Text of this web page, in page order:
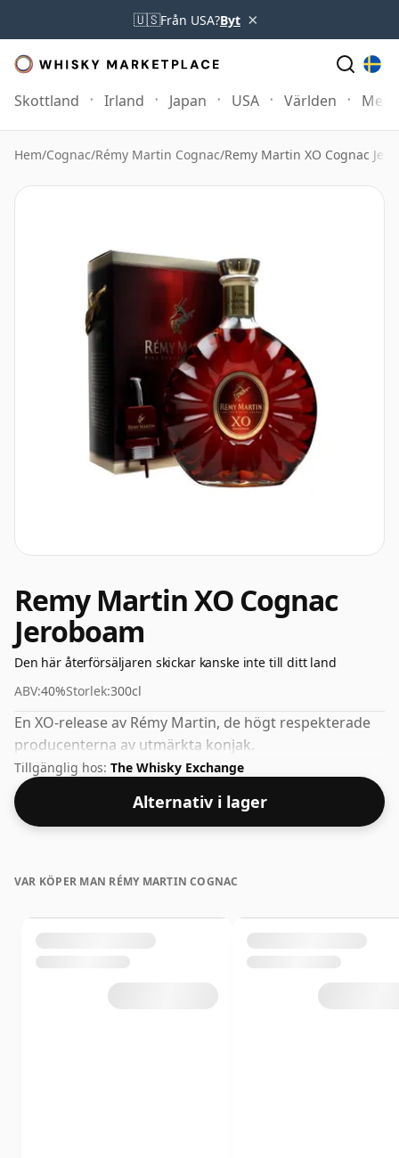
🇺🇸Från USA?Byt ×
Skottland Irland Japan USA Världen Mer
Hem/Cognac/Rémy Martin Cognac/Remy Martin XO Cognac
Remy Martin XO Cognac
Jeroboam
Den här återförsäljaren skickar kanske inte till ditt land
ABV:40%Storlek:300cl
En XO-release av Rémy Martin, de högt respekterade
producenterna av utmärkta konjak.
Tillgänglig hos: The Whisky Exchange
Alternativ i lager
VAR KÖPER MAN RÉMY MARTIN COGNAC